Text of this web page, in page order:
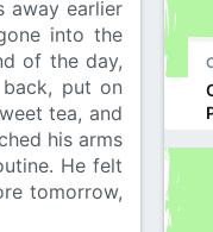
away earlier
into the
of the day,
put on
tea, and
his arms
He felt
tomorrow,